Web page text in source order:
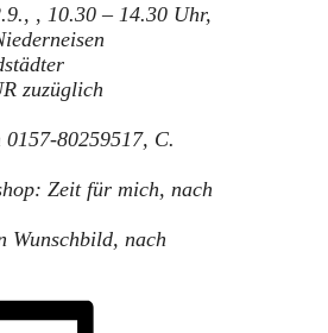
, 10.30 – 14.30 Uhr,
zuzüglich
80259517, C.
Zeit für mich, nach
Wunschbild, nach